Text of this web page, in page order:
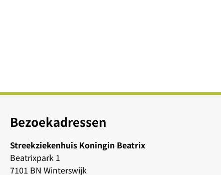
Bezoekadressen
Streekziekenhuis Koningin Beatrix
Beatrixpark 1
7101 BN Winterswijk